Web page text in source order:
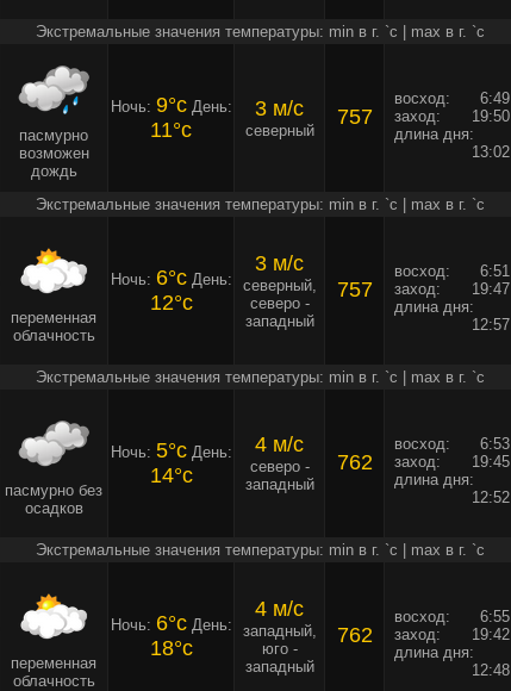
Экстремальные значения температуры: min в г. `c | max в г. `c
пасмурно
возможен
дождь
Ночь: 9°cДень:
11°c
3 м/c
северный
757
восход:
6:49
заход:
19:50
длина дня:
13:02
Экстремальные значения температуры: min в г. `c | max в г. `c
переменная
облачность
Ночь: 6°cДень:
12°c
3 м/c
северный,
северо -
западный
757
восход:
6:51
заход:
19:47
длина дня:
12:57
Экстремальные значения температуры: min в г. `c | max в г. `c
пасмурно без
осадков
Ночь: 5°cДень:
14°c
4 м/c
северо -
западный
762
восход:
6:53
заход:
19:45
длина дня:
12:52
Экстремальные значения температуры: min в г. `c | max в г. `c
переменная
облачность
Ночь: 6°cДень:
18°c
4 м/c
западный,
юго -
западный
762
восход:
6:55
заход:
19:42
длина дня:
12:48